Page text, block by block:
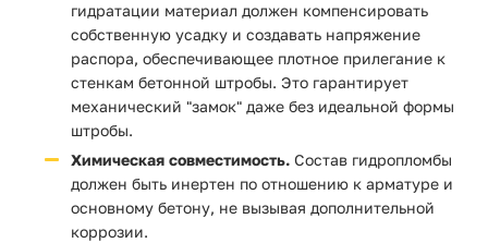
гидратации материал должен компенсировать
собственную усадку и создавать напряжение
распора, обеспечивающее плотное прилегание к
стенкам бетонной штробы. Это гарантирует
механический "замок" даже без идеальной формы
штробы.
Химическая совместимость. Состав гидропломбы
должен быть инертен по отношению к арматуре и
основному бетону, не вызывая дополнительной
коррозии.